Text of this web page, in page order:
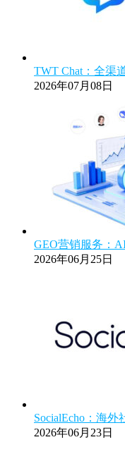
TWT Chat：全渠
2026年07月08日
GEO营销服务：
2026年06月25日
SocialEcho：海
2026年06月23日